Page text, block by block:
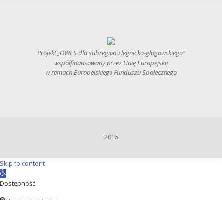
Projekt „OWES dla subregionu legnicko-głogowskiego”
współfinansowany przez Unię Europejską
w ramach Europejskiego Funduszu Społecznego
2016
Skip to content
Open
toolbar
Dostępność